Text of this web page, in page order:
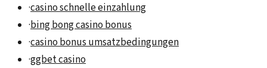
·casino schnelle einzahlung
·bing bong casino bonus
·casino bonus umsatzbedingungen
·ggbet casino